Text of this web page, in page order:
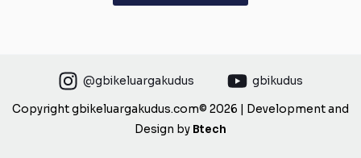
@gbikeluargakudus gbikudus
Copyright gbikeluargakudus.com© 2026 | Development and
Design by Btech